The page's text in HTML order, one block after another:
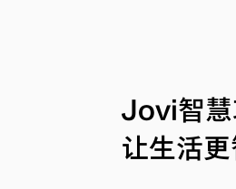
Jovi智慧
让生活